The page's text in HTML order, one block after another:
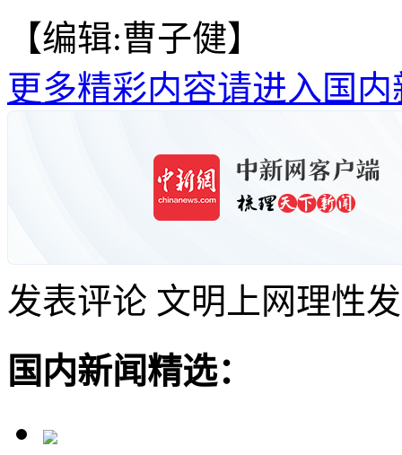
【编辑:曹子健】
更多精彩内容请进入国内
发表评论 文明上网理性
国内新闻精选：